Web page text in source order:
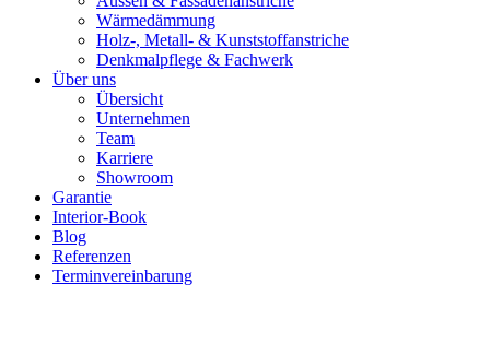
Wärmedämmung
Holz-, Metall- & Kunststoffanstriche
Denkmalpflege & Fachwerk
Über uns
Übersicht
Unternehmen
Team
Karriere
Showroom
Garantie
Interior-Book
Blog
Referenzen
Terminvereinbarung